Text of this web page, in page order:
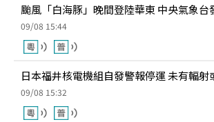
颱風「白海豚」晚間登陸華東 中央氣象台
09/08 15:44
日本福井核電機組自發警報停運 未有輻射
09/08 15:32